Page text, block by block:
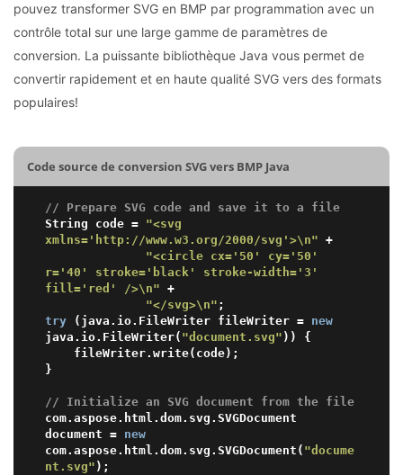
pouvez transformer SVG en BMP par programmation avec un
contrôle total sur une large gamme de paramètres de
conversion. La puissante bibliothèque Java vous permet de
convertir rapidement et en haute qualité SVG vers des formats
populaires!
Code source de conversion SVG vers BMP Java
// Prepare SVG code and save it to a file
String code = "<svg
xmlns='http://www.w3.org/2000/svg'>\n" +
"<circle cx='50' cy='50'
r='40' stroke='black' stroke-width='3'
fill='red' />\n" +
"</svg>\n"
try (java.io.FileWriter fileWriter = new
java.io.FileWriter( "document.svg" )) {
}
// Initialize an SVG document from the file
com.aspose.html.dom.svg.SVGDocument
document = new
com.aspose.html.dom.svg.SVGDocument( "docume
nt.svg"